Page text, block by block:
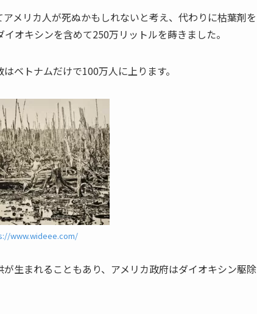
メリカ人が死ぬかもしれないと考え、代わりに枯葉剤を
オキシンを含めて250万リットルを蒔きました。
ベトナムだけで100万人に上ります。
www.wideee.com/
生まれることもあり、アメリカ政府はダイオキシン駆除